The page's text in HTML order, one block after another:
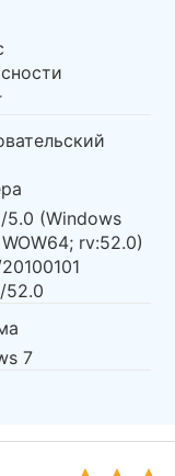
5.0 (Windows
WOW64; rv:52.0)
52.0
7